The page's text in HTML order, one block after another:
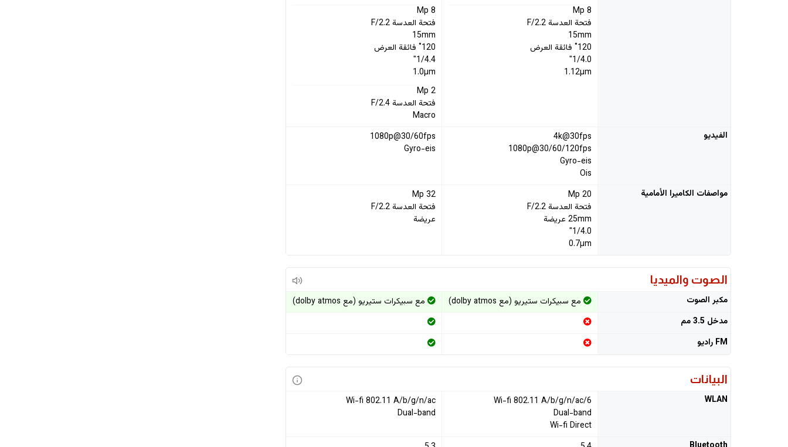
8 Mp
فتحة العدسة F/2.2
15mm
120˚ فائقة العرض
1/4.0"
1.12µm
8 Mp
فتحة العدسة F/2.2
15mm
120˚ فائقة العرض
1/4.4"
1.0µm
2 Mp
فتحة العدسة F/2.4
Macro
الفيديو
4k@30fps
1080p@30/60/120fps
Gyro-eis
Ois
1080p@30/60fps
Gyro-eis
مواصفات الكاميرا الأمامية
20 Mp
فتحة العدسة F/2.2
25mm عريضة
1/4.0"
0.7µm
32 Mp
فتحة العدسة F/2.2
عريضة
الصوت والميديا
مكبر الصوت
مع سبيكرات ستيريو (مع dolby atmos)
مع سبيكرات ستيريو (مع dolby atmos)
مدخل 3.5 مم
FM راديو
البيانات
WLAN
Wi-fi 802.11 A/b/g/n/ac/6
Dual-band
Wi-fi Direct
Wi-fi 802.11 A/b/g/n/ac
Dual-band